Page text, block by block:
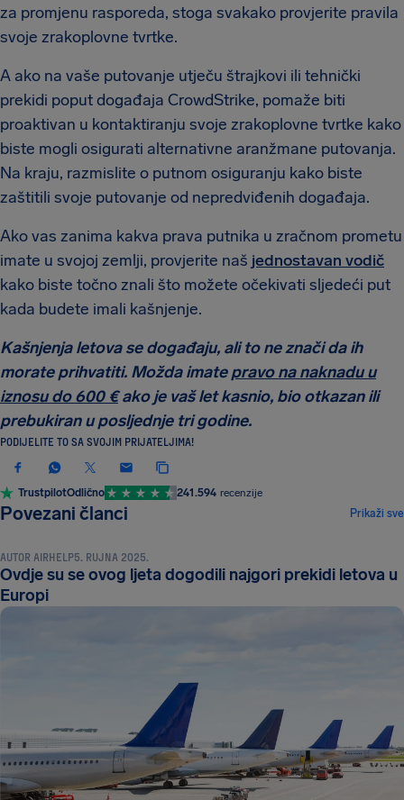
za promjenu rasporeda, stoga svakako provjerite pravila
svoje zrakoplovne tvrtke.
A ako na vaše putovanje utječu štrajkovi ili tehnički
prekidi poput događaja CrowdStrike, pomaže biti
proaktivan u kontaktiranju svoje zrakoplovne tvrtke kako
biste mogli osigurati alternativne aranžmane putovanja.
Na kraju, razmislite o putnom osiguranju kako biste
zaštitili svoje putovanje od nepredviđenih događaja.
Ako vas zanima kakva prava putnika u zračnom prometu
imate u svojoj zemlji, provjerite naš jednostavan vodič
kako biste točno znali što možete očekivati sljedeći put
kada budete imali kašnjenje.
Kašnjenja letova se događaju, ali to ne znači da ih
morate prihvatiti. Možda imatepravo na naknadu u
iznosu do 600 €ako je vaš let kasnio, bio otkazan ili
prebukiran u posljednje tri godine.
PODIJELITE TO SA SVOJIM PRIJATELJIMA!
TrustpilotOdlično 241.594 recenzije
Povezani članci Prikaži sve
VIJESTI I NOVOSTI
AUTOR AIRHELP5. RUJNA 2025.
Ovdje su se ovog ljeta dogodili najgori prekidi letova u
Europi